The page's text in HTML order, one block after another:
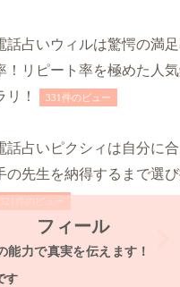
話占いウィルは驚愕の満
！リピート率を極めた人
リ！
331件のビュー
話占いピクシィは自分に
の先生を納得するまで選び
フィール
能力で真実を伝えます！